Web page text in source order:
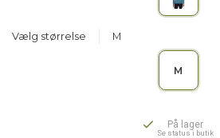
Vælg størrelse M
M
På lager
Se status i butik